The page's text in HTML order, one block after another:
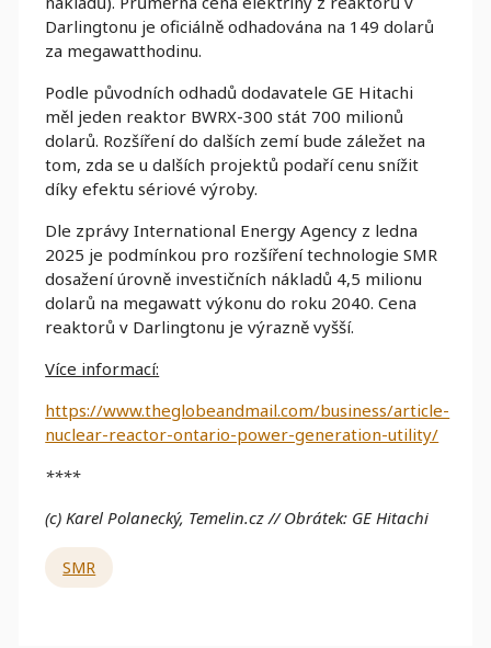
Darlingtonu je oficiálně odhadována na 149 dolarů
za megawatthodinu.
Podle původních odhadů dodavatele GE Hitachi
měl jeden reaktor BWRX-300 stát 700 milionů
dolarů. Rozšíření do dalších zemí bude záležet na
tom, zda se u dalších projektů podaří cenu snížit
díky efektu sériové výroby.
Dle zprávy International Energy Agency z ledna
2025 je podmínkou pro rozšíření technologie SMR
dosažení úrovně investičních nákladů 4,5 milionu
dolarů na megawatt výkonu do roku 2040. Cena
reaktorů v Darlingtonu je výrazně vyšší.
Více informací:
https://www.theglobeandmail.com/business/article-
nuclear-reactor-ontario-power-generation-utility/
****
(c) Karel Polanecký, Temelin.cz // Obrátek: GE Hitachi
SMR